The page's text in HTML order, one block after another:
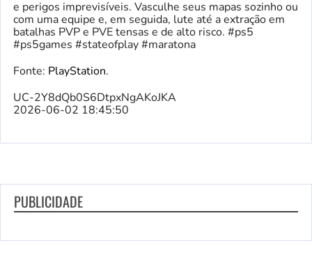
e perigos imprevisíveis. Vasculhe seus mapas sozinho ou
com uma equipe e, em seguida, lute até a extração em
batalhas PVP e PVE tensas e de alto risco. #ps5
#ps5games #stateofplay #maratona
Fonte: PlayStation.
UC-2Y8dQb0S6DtpxNgAKoJKA
2026-06-02 18:45:50
PUBLICIDADE